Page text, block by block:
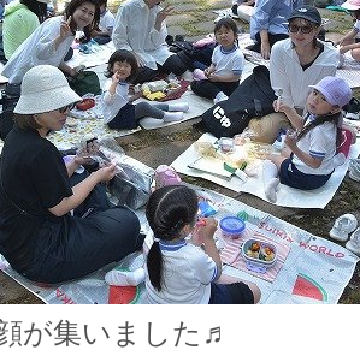
が集いました♬